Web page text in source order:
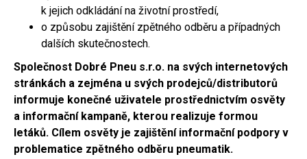
k jejich odkládání na životní prostředí,
o způsobu zajištění zpětného odběru a případných
dalších skutečnostech.
Společnost Dobré Pneu s.r.o. na svých internetových
stránkách a zejména u svých prodejců/distributorů
informuje konečné uživatele prostřednictvím osvěty
a informační kampaně, kterou realizuje formou
letáků. Cílem osvěty je zajištění informační podpory v
problematice zpětného odběru pneumatik.